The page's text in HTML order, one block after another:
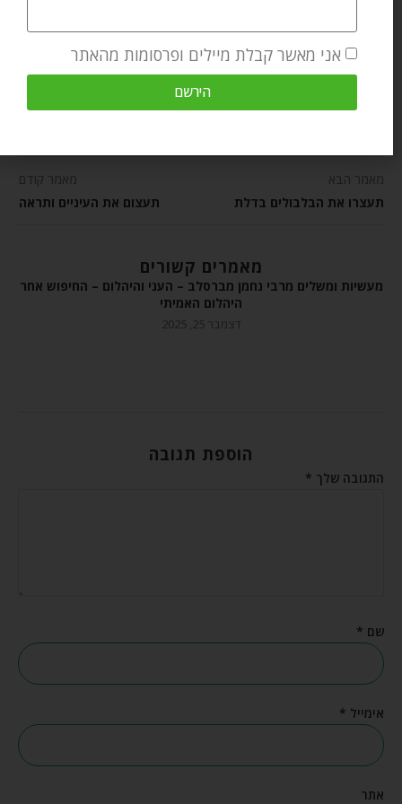
BRESLOV.ORG
מאמר הבא
תעצרו את הבלבולים בדלת
מאמר קודם
תעצום את העיניים ותראה
מאמרים קשורים
מעשיות ומשלים מרבי נחמן מברסלב – העני והיהלום – החיפוש אחר
היהלום האמיתי
דצמבר 25, 2025
הוספת תגובה
התגובה שלך*
שם*
אימייל*
אתר
אני מאשר קבלת מיילים ופרסומות מהאתר
הירשם